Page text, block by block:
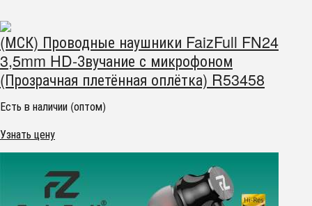
(МСК) Проводные наушники FaizFull FN24
3,5mm HD-Звучание с микрофоном
(Прозрачная плетённая оплётка) R53458
Есть в наличии (оптом)
Узнать цену